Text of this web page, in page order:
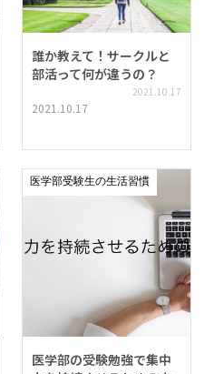
誰か教えて！サークルと
部活って何が違うの？
2021.10.17
2021.10.17
医学部受験生の生活習慣
医学部の受験勉強で集中